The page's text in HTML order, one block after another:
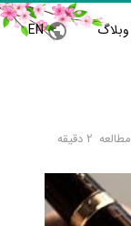
وبلاگ EN
مطالعه 2 دقیقه